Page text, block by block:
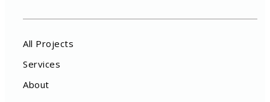
All Projects
Services
About